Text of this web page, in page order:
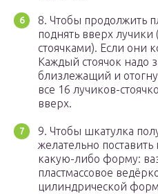
8. Чтобы продолжить
поднять вверх лучики
стоячками). Если они
Каждый стоячок надо
близлежащий и
все 16 лучиков-
вверх.
9. Чтобы шкатулка
желательно
какую-либо форму:
пластмассовое
цилиндрической